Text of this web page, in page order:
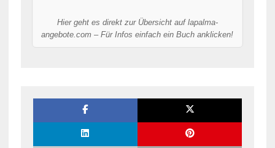
Hier geht es direkt zur Übersicht auf lapalma-
angebote.com – Für Infos einfach ein Buch anklicken!